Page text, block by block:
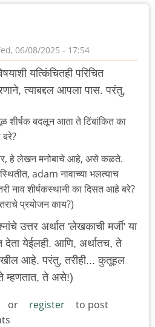
06/08/2025 - 17:54
यत्किंचितही परिचित
त्याबद्दल आपला पास. परंतु,
शीर्षक बदलून आता ते टिंबांकित का
हे लेखन मनोबाचे आहे, असे कळते.
adam नावाच्या भलत्याच
नाव शीर्षकस्थानी का दिसत आहे बरे?
प्रयोजन काय?)
उत्तर अर्थात 'लेखकाची मर्जी' या
देता येईलही. आणि, अर्थातच, ते
आहे. परंतु, तरीही... कुतूहल
म्हणतात, ते असे!)
or register
to post